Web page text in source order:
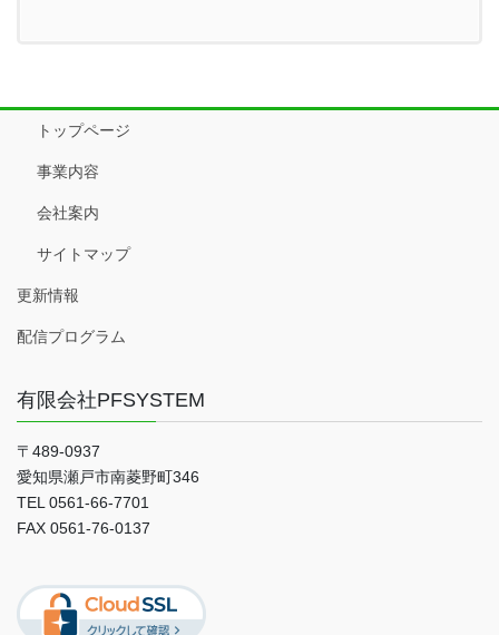
トップページ
事業内容
会社案内
サイトマップ
更新情報
配信プログラム
有限会社PFSYSTEM
〒489-0937
愛知県瀬戸市南菱野町346
TEL 0561-66-7701
FAX 0561-76-0137